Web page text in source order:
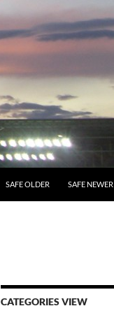
SAFE OLDER SAFE NEWER
CATEGORIES VIEW